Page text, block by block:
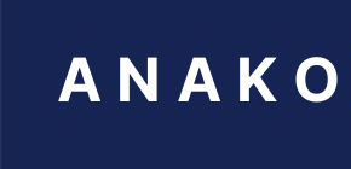
Α Ν Α Κ Ο